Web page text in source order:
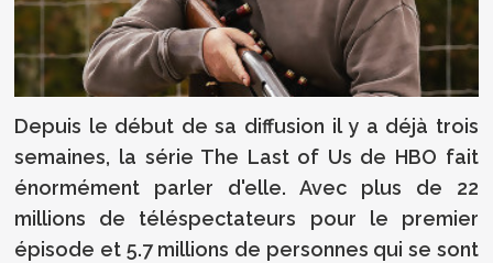
Depuis le début de sa diffusion il y a déjà trois
semaines, la série The Last of Us de HBO fait
énormément parler d'elle. Avec plus de 22
millions de téléspectateurs pour le premier
épisode et 5.7 millions de personnes qui se sont